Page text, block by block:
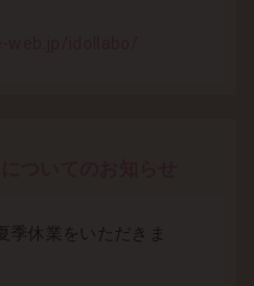
季休業をいただきま